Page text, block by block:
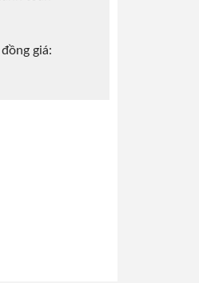
Tết Tinh Tế quantity
giá: